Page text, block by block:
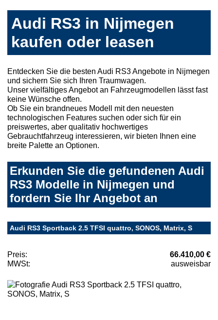
Audi RS3 in Nijmegen
kaufen oder leasen
Entdecken Sie die besten Audi RS3 Angebote in Nijmegen
und sichern Sie sich Ihren Traumwagen.
Unser vielfältiges Angebot an Fahrzeugmodellen lässt fast
keine Wünsche offen.
Ob Sie ein brandneues Modell mit den neuesten
technologischen Features suchen oder sich für ein
preiswertes, aber qualitativ hochwertiges
Gebrauchtfahrzeug interessieren, wir bieten Ihnen eine
breite Palette an Optionen.
Erkunden Sie die gefundenen Audi
RS3 Modelle in Nijmegen und
fordern Sie Ihr Angebot an
Audi RS3 Sportback 2.5 TFSI quattro, SONOS, Matrix, S
Preis:
66.410,00 €
MWSt:
ausweisbar